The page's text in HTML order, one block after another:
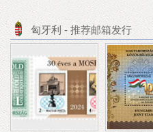
匈牙利 - 推荐邮箱发行